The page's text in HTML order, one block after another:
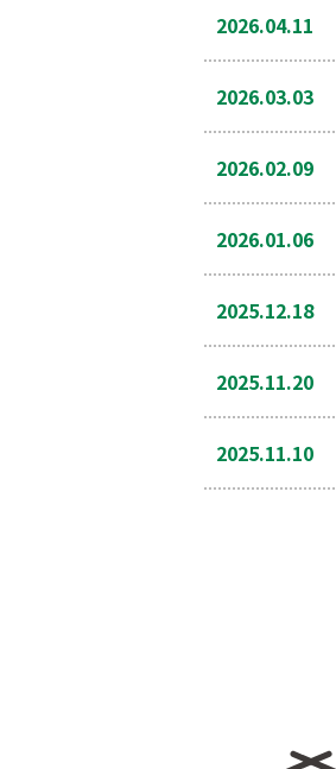
2026.04.11
2026.03.03
2026.02.09
2026.01.06
2025.12.18
2025.11.20
2025.11.10